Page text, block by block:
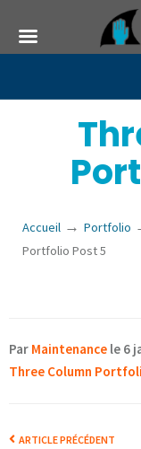
Accueil → Portfolio
Portfolio Post 5
Par Maintenance le 6
Three Column
ARTICLE PRÉCÉDENT